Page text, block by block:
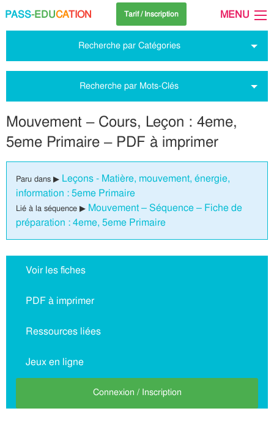
PASS-EDUCATION Tarif / Inscription MENU
Recherche par Catégories
Recherche par Mots-Clés
Mouvement – Cours, Leçon : 4eme,
5eme Primaire – PDF à imprimer
Paru dans ▶ Leçons - Matière, mouvement, énergie,
information : 5eme Primaire
Lié à la séquence ▶ Mouvement – Séquence – Fiche de
préparation : 4eme, 5eme Primaire
Voir les fiches
PDF à imprimer
Ressources liées
Jeux en ligne
Connexion / Inscription